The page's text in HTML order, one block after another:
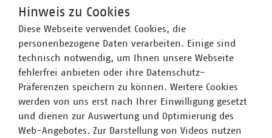
europäische Gesetzgebung erfolgreich um.
Infrastruktur und Dienstleistungen
Hinweis zu Cookies
Diese Webseite verwendet Cookies, die
personenbezogene Daten verarbeiten. Einige sind
technisch notwendig, um Ihnen unsere Webseite
fehlerfrei anbieten oder ihre Datenschutz-
Präferenzen speichern zu können. Weitere Cookies
werden von uns erst nach Ihrer Einwilligung gesetzt
und dienen zur Auswertung und Optimierung des
Web-Angebotes. Zur Darstellung von Videos nutzen